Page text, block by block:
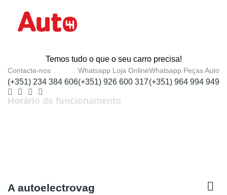
Temos tudo o que o seu carro precisa!
Contacte-nos
(+351) 234 384 606
Whatsapp Loja Online
(+351) 926 600 317
Whatsapp Peças Auto
(+351) 964 994 949
Horário de funcionamento
A autoelectrovag 